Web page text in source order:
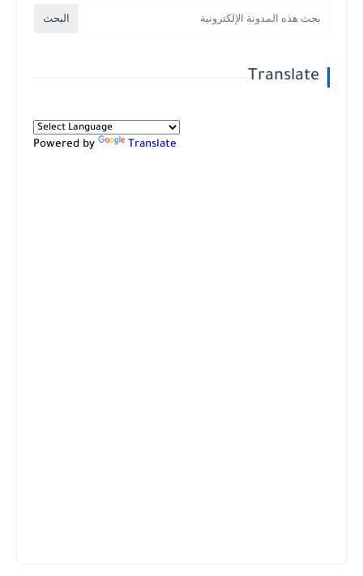
Translate
Powered by Translate